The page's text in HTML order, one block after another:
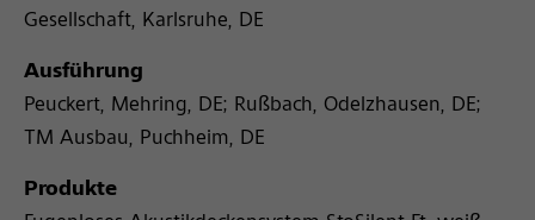
Gesellschaft, Karlsruhe, DE
Ausführung
Peuckert, Mehring, DE; Rußbach, Odelzhausen, DE;
TM Ausbau, Puchheim, DE
Produkte